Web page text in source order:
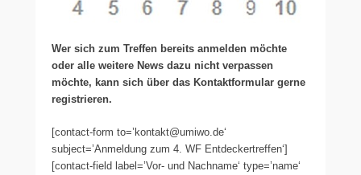
Wer sich zum Treffen bereits anmelden möchte
oder alle weitere News dazu nicht verpassen
möchte, kann sich über das Kontaktformular gerne
registrieren.
[contact-form to=’kontakt@umiwo.de‘
subject=’Anmeldung zum 4. WF Entdeckertreffen‘]
[contact-field label=’Vor- und Nachname‘ type=’name‘